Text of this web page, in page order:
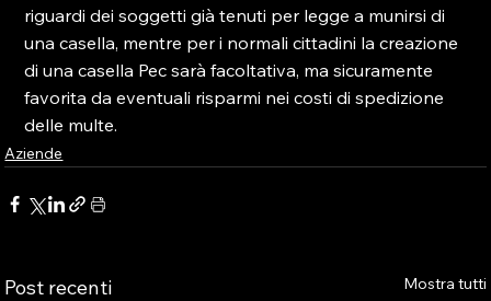
riguardi dei soggetti già tenuti per legge a munirsi di
una casella, mentre per i normali cittadini la creazione
di una casella Pec sarà facoltativa, ma sicuramente
favorita da eventuali risparmi nei costi di spedizione
delle multe.
Aziende
Post recenti Mostra tutti